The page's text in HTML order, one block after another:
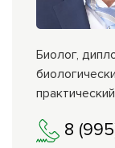
Биолог,
8